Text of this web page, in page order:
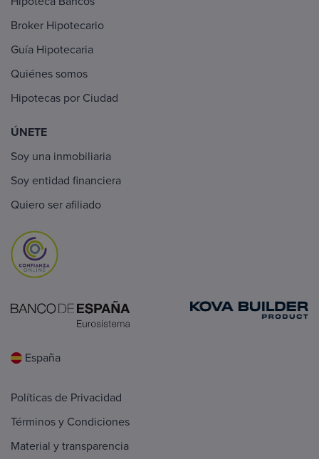
Broker Hipotecario
Guía Hipotecaria
Quiénes somos
Hipotecas por Ciudad
ÚNETE
Soy una inmobiliaria
Soy entidad financiera
Quiero ser afiliado
España
Políticas de Privacidad
Términos y Condiciones
Material y transparencia